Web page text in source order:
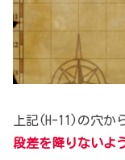
上記(H-11)の穴か
段差を降りないよ